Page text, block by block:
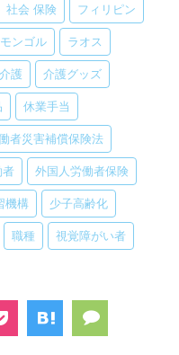
社会 保険 フィリピン
モンゴル ラオス
介護 介護グッズ
休業手当
者災害補償保険法
者 外国人労働者保険
機構 少子高齢化
職種 視覚障がい者